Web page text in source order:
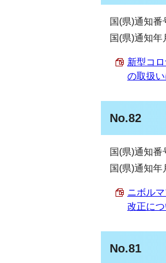
国(県)通知
国(県)通知年
新型コ
の取扱
No.82
国(県)通知
国(県)通知年
ニボル
改正につ
No.81